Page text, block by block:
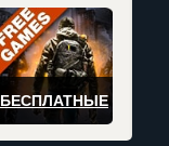
БЕСПЛАТНЫЕ